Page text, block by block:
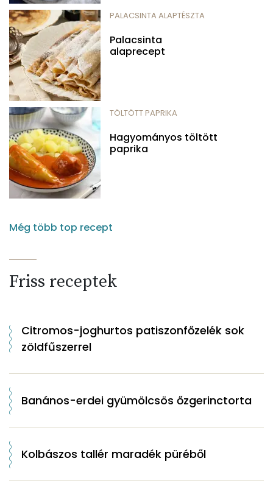
PALACSINTA ALAPTÉSZTA
Palacsinta
alaprecept
TÖLTÖTT PAPRIKA
Hagyományos töltött
paprika
Még több top recept
Friss receptek
Citromos-joghurtos patiszonfőzelék sok
zöldfűszerrel
Banános-erdei gyümölcsös őzgerinctorta
Kolbászos tallér maradék püréből